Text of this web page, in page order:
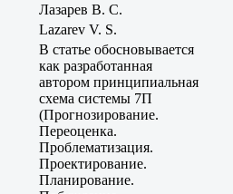
Лазарев В. С.
Lazarev V. S.
В статье обосновывается
как разработанная
автором принципиальная
схема системы 7П
(Прогнозирование.
Переоценка.
Проблематизация.
Проектирование.
Планирование.